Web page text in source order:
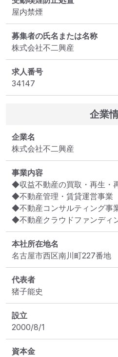
屋内禁煙
募集者の氏名または名称
株式会社不二興産
求人番号
34147
企業
企業名
株式会社不二興産
事業内容
◆収益不動産の買取・再生・
◆不動産管理・賃貸運営事業
◆不動産コンサルティング事
◆不動産クラウドファンディ
本社所在地名
名古屋市西区南川町227番地
代表者
猪子能史
設立
2000/8/1
資本金